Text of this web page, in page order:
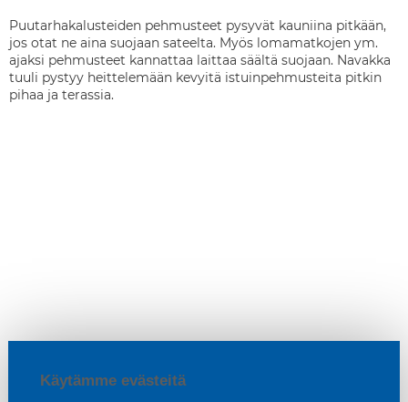
Käytämme evästeitä
Puutarhakalusteiden pehmusteet pysyvät kauniina pitkään,
jos otat ne aina suojaan sateelta. Myös lomamatkojen ym.
ajaksi pehmusteet kannattaa laittaa säältä suojaan. Navakka
tuuli pystyy heittelemään kevyitä istuinpehmusteita pitkin
pihaa ja terassia.